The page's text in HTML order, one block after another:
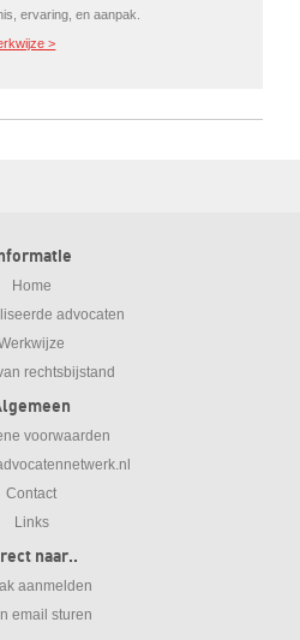
ervaring, en aanpak.
>
Home
advocaten
rechtsbijstand
voorwaarden
Contact
Links
naar..
aanmelden
email sturen